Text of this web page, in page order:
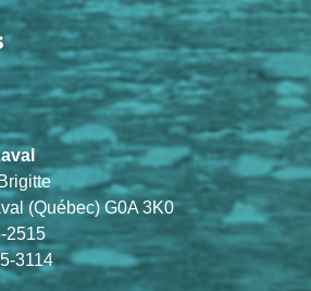
(Québec) G0A 3K0
2515
3114